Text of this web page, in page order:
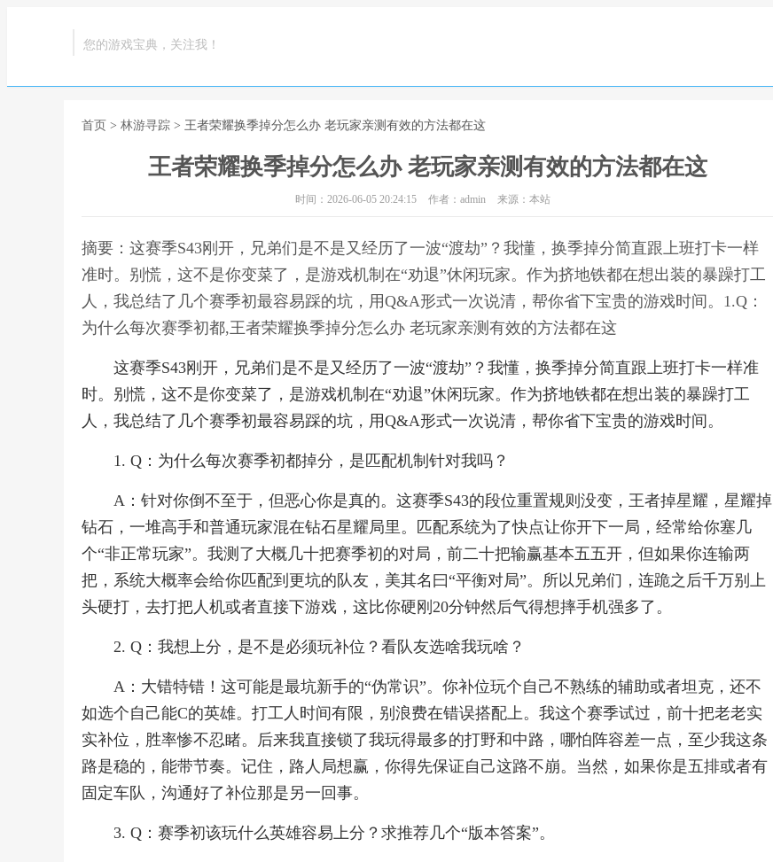
您的游戏宝典，关注我！
首页 > 林游寻踪 > 王者荣耀换季掉分怎么办 老玩家亲测有效的方法都在这
王者荣耀换季掉分怎么办 老玩家亲测有效的方法都在这
时间：2026-06-05 20:24:15 作者：admin 来源：本站
摘要：这赛季S43刚开，兄弟们是不是又经历了一波“渡劫”？我懂，换季掉分简直跟上班打卡一样
准时。别慌，这不是你变菜了，是游戏机制在“劝退”休闲玩家。作为挤地铁都在想出装的暴躁打工
人，我总结了几个赛季初最容易踩的坑，用Q&A形式一次说清，帮你省下宝贵的游戏时间。1.Q：
为什么每次赛季初都,王者荣耀换季掉分怎么办 老玩家亲测有效的方法都在这
这赛季S43刚开，兄弟们是不是又经历了一波“渡劫”？我懂，换季掉分简直跟上班打卡一样准
时。别慌，这不是你变菜了，是游戏机制在“劝退”休闲玩家。作为挤地铁都在想出装的暴躁打工
人，我总结了几个赛季初最容易踩的坑，用Q&A形式一次说清，帮你省下宝贵的游戏时间。
1. Q：为什么每次赛季初都掉分，是匹配机制针对我吗？
A：针对你倒不至于，但恶心你是真的。这赛季S43的段位重置规则没变，王者掉星耀，星耀掉
钻石，一堆高手和普通玩家混在钻石星耀局里。匹配系统为了快点让你开下一局，经常给你塞几
个“非正常玩家”。我测了大概几十把赛季初的对局，前二十把输赢基本五五开，但如果你连输两
把，系统大概率会给你匹配到更坑的队友，美其名曰“平衡对局”。所以兄弟们，连跪之后千万别上
头硬打，去打把人机或者直接下游戏，这比你硬刚20分钟然后气得想摔手机强多了。
2. Q：我想上分，是不是必须玩补位？看队友选啥我玩啥？
A：大错特错！这可能是最坑新手的“伪常识”。你补位玩个自己不熟练的辅助或者坦克，还不
如选个自己能C的英雄。打工人时间有限，别浪费在错误搭配上。我这个赛季试过，前十把老老实
实补位，胜率惨不忍睹。后来我直接锁了我玩得最多的打野和中路，哪怕阵容差一点，至少我这条
路是稳的，能带节奏。记住，路人局想赢，你得先保证自己这路不崩。当然，如果你是五排或者有
固定车队，沟通好了补位那是另一回事。
3. Q：赛季初该玩什么英雄容易上分？求推荐几个“版本答案”。